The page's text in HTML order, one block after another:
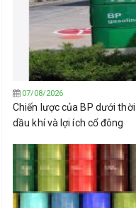
07/08/2026
Chiến lược của BP dưới
dầu khí và lợi ích cổ đông